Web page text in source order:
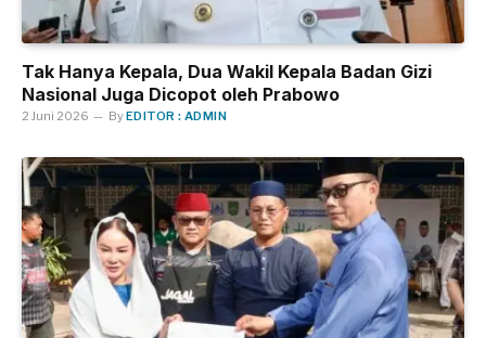
Tak Hanya Kepala, Dua Wakil Kepala Badan Gizi
Nasional Juga Dicopot oleh Prabowo
2 Juni 2026 ByEDITOR : ADMIN